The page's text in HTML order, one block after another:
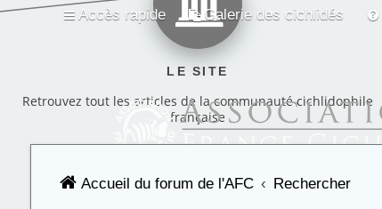
Accès rapide Galerie des cichlidés
LE SITE
Retrouvez tout les articles de la communauté cichlidophile
française
Accueil du forum de l'AFC Rechercher